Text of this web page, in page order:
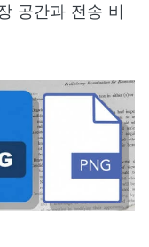
공간과 전송 비